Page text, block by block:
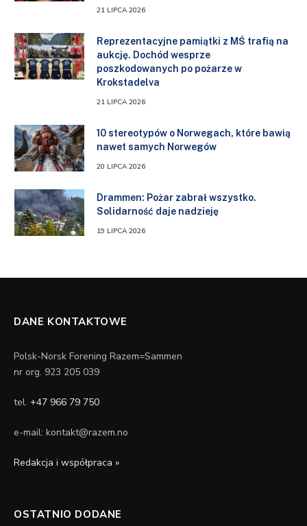
21 LIPCA 2026
Reprezentacyjne pamiątki z MŚ trafią na
aukcję. Dochód wesprze
poszkodowanych po pożarze w
Krokstadelva
21 LIPCA 2026
10 stereotypów o Norwegach, które bawią
nawet samych Norwegów
20 LIPCA 2026
Drammen: Pożar zabrał wszystko.
Solidarność daje nadzieję
19 LIPCA 2026
DANE KONTAKTOWE
Polsk-Norsk Forening Razem=Sammen
nr org. 923 205 039
tel. +47 966 79 750
e-mail: kontakt@razem.no
Redakcja i współpraca »
OSTATNIO DODANE